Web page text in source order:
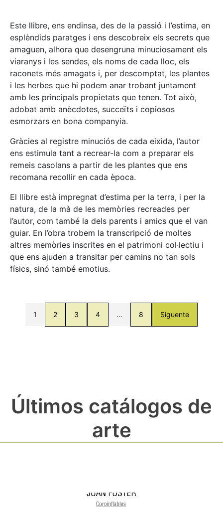
Este llibre, ens endinsa, des de la passió i l’estima, en
esplèndids paratges i ens descobreix els secrets que
amaguen, alhora que desengruna minuciosament els
viaranys i les sendes, els noms de cada lloc, els
raconets més amagats i, per descomptat, les plantes
i les herbes que hi podem anar trobant juntament
amb les principals propietats que tenen. Tot això,
adobat amb anècdotes, succeïts i copiosos
esmorzars en bona companyia.
Gràcies al registre minuciós de cada eixida, l’autor
ens estimula tant a recrear-la com a preparar els
remeis casolans a partir de les plantes que ens
recomana recollir en cada època.
El llibre està impregnat d’estima per la terra, i per la
natura, de la mà de les memòries recreades per
l’autor, com també la dels parents i amics que el van
guiar. En l’obra trobem la transcripció de moltes
altres memòries inscrites en el patrimoni col·lectiu i
que ens ajuden a transitar per camins no tan sols
físics, sinó també emotius.
1 2 3 4 … 8 Siguente
Últimos catálogos de
arte